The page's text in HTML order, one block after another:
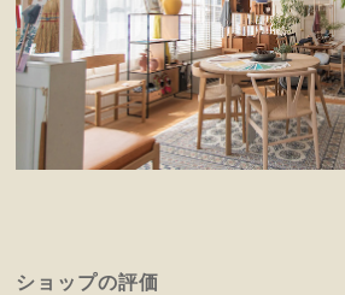
ショップの評価